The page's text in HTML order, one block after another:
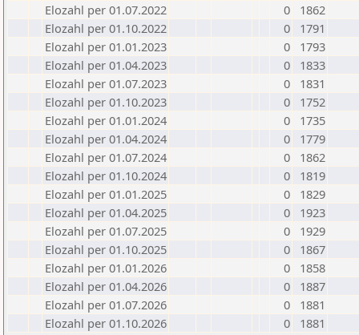
Elozahl per 01.07.2022
0
1862
Elozahl per 01.10.2022
0
1791
Elozahl per 01.01.2023
0
1793
Elozahl per 01.04.2023
0
1833
Elozahl per 01.07.2023
0
1831
Elozahl per 01.10.2023
0
1752
Elozahl per 01.01.2024
0
1735
Elozahl per 01.04.2024
0
1779
Elozahl per 01.07.2024
0
1862
Elozahl per 01.10.2024
0
1819
Elozahl per 01.01.2025
0
1829
Elozahl per 01.04.2025
0
1923
Elozahl per 01.07.2025
0
1929
Elozahl per 01.10.2025
0
1867
Elozahl per 01.01.2026
0
1858
Elozahl per 01.04.2026
0
1887
Elozahl per 01.07.2026
0
1881
Elozahl per 01.10.2026
0 1881